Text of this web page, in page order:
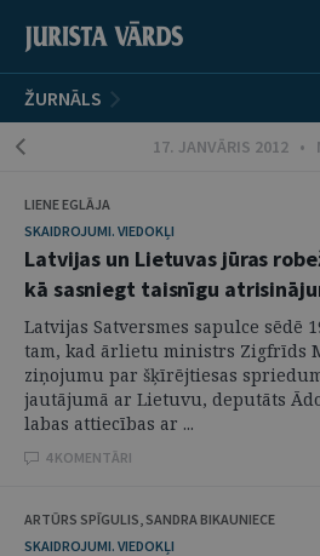
ŽURNĀLS
17. JANVĀRIS 2012 •
LIENE EGLĀJA
SKAIDROJUMI. VIEDOKĻI
Latvijas un Lietuvas jūras
kā sasniegt taisnīgu
Latvijas Satversmes sapulce sēdē
tam, kad ārlietu ministrs Zigfrīds
ziņojumu par šķīrējtiesas
jautājumā ar Lietuvu, deputāts
labas attiecības ar ...
4 KOMENTĀRI
ARTŪRS SPĪGULIS, SANDRA BIKAUNIECE
SKAIDROJUMI. VIEDOKĻI